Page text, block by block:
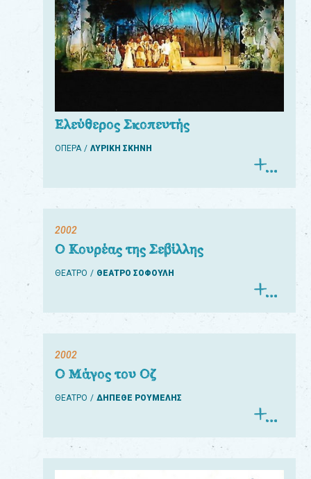
Ελεύθερος Σκοπευτής
ΟΠΕΡΑ ΛΥΡΙΚΗ ΣΚΗΝΗ
2002
Ο Κουρέας της Σεβίλλης
ΘΕΑΤΡΟ ΘΕΑΤΡΟ ΣΟΦΟΥΛΗ
2002
Ο Μάγος του Οζ
ΘΕΑΤΡΟ ΔΗΠΕΘΕ ΡΟΥΜΕΛΗΣ